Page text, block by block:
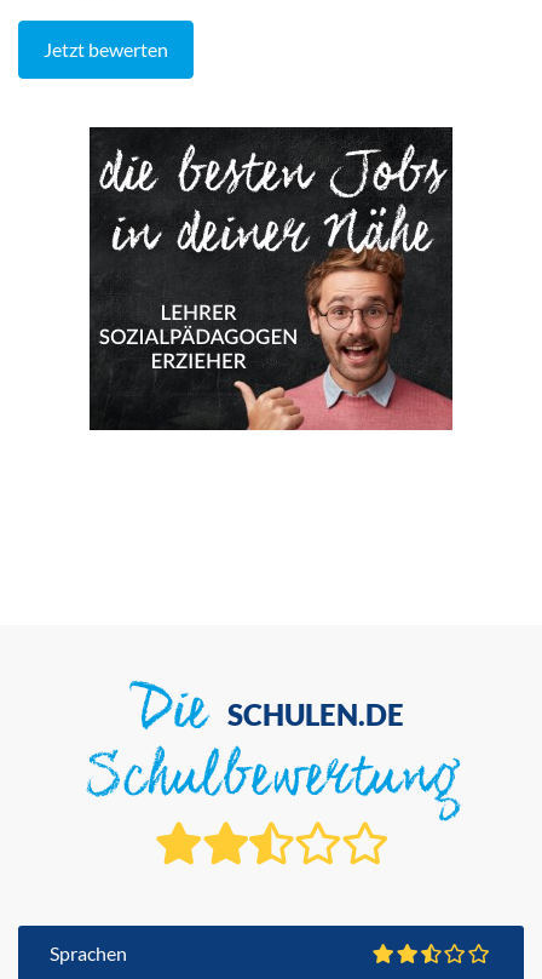
Jetzt bewerten
Die SCHULEN.DE
Schulbewertung
Sprachen